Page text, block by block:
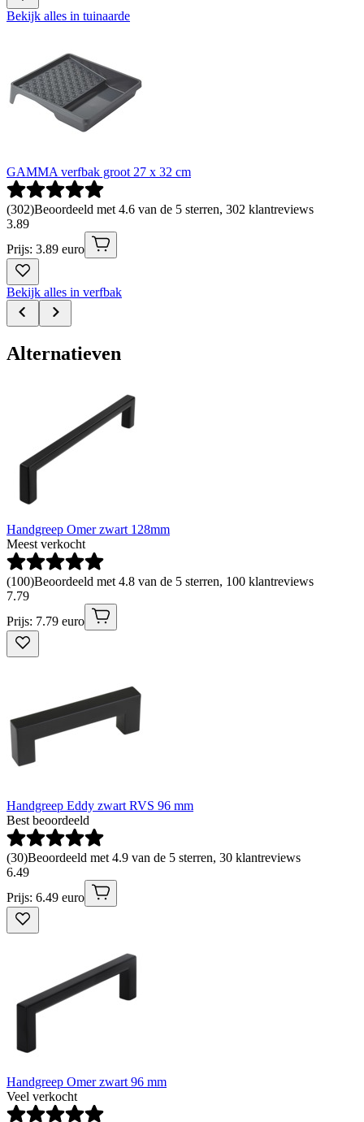
Bekijk alles in tuinaarde
GAMMA verfbak groot 27 x 32 cm
(302)Beoordeeld met 4.6 van de 5 sterren, 302 klantreviews
3.89
Prijs: 3.89 euro
Bekijk alles in verfbak
Alternatieven
Handgreep Omer zwart 128mm
Meest verkocht
(100)Beoordeeld met 4.8 van de 5 sterren, 100 klantreviews
7.79
Prijs: 7.79 euro
Handgreep Eddy zwart RVS 96 mm
Best beoordeeld
(30)Beoordeeld met 4.9 van de 5 sterren, 30 klantreviews
6.49
Prijs: 6.49 euro
Handgreep Omer zwart 96 mm
Veel verkocht